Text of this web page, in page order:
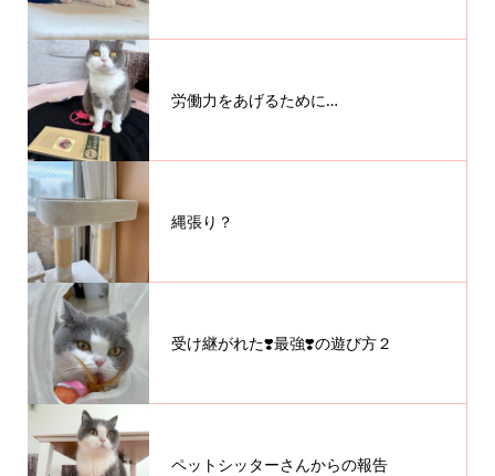
労働力をあげるために…
縄張り？
受け継がれた❣️最強❣️の遊び方２
ペットシッターさんからの報告